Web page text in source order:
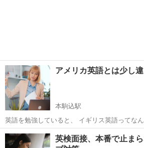
アメリカ英語とは少し
本駒込駅
英語を勉強していると、 イギリス英語ってなんか好きかも、 と思う方
って結構います。 発音。 言い回し。 落ち着いた雰囲気。 映画やドラ
マの空気感。 このレッスンでは、 イギ
東京 文京区 本駒込駅 英会話 イ
英検面接、本番で止ま